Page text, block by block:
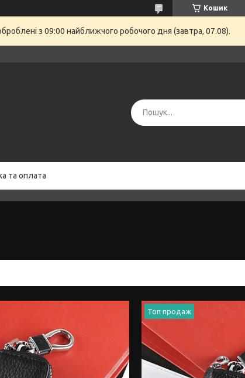
Кошик
з 09:00 найближчого робочого дня (завтра, 07.08).
та оплата
Топ продаж